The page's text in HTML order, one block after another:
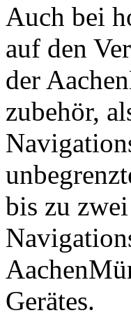
Auch bei
auf den
der
zubehör,
bis zu
Gerätes.